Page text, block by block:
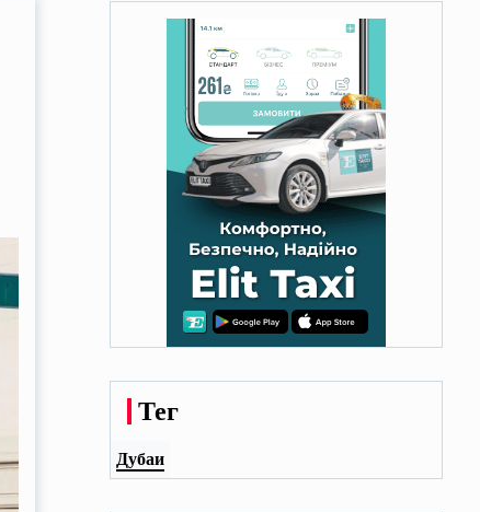
Тег
Дубаи